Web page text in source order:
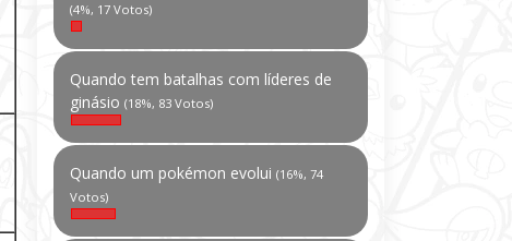
(4%, 17 Votos)
Quando tem batalhas com líderes de
ginásio (18%, 83 Votos)
Quando um pokémon evolui (16%, 74
Votos)